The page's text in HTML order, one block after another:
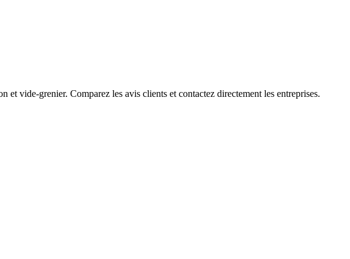
et vide-grenier. Comparez les avis clients et contactez directement les entreprises.